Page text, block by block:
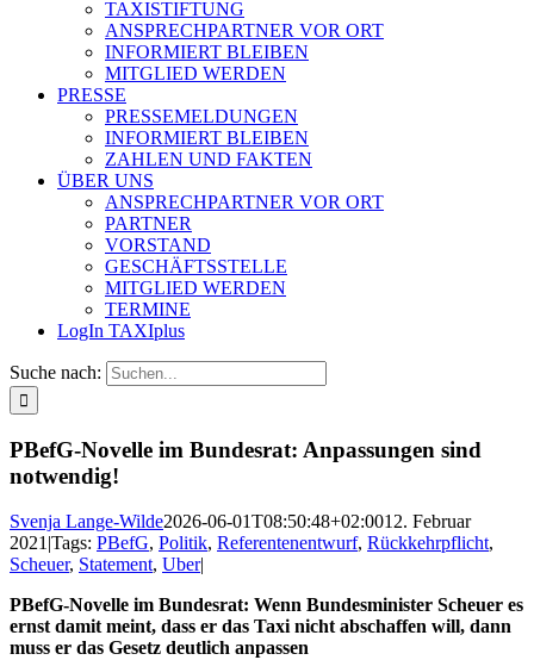
TAXISTIFTUNG
ANSPRECHPARTNER VOR ORT
INFORMIERT BLEIBEN
MITGLIED WERDEN
PRESSE
PRESSEMELDUNGEN
INFORMIERT BLEIBEN
ZAHLEN UND FAKTEN
ÜBER UNS
ANSPRECHPARTNER VOR ORT
PARTNER
VORSTAND
GESCHÄFTSSTELLE
MITGLIED WERDEN
TERMINE
LogIn TAXIplus
Suche nach:
PBefG-Novelle im Bundesrat: Anpassungen sind
notwendig!
Svenja Lange-Wilde2026-06-01T08:50:48+02:0012. Februar
2021|Tags: PBefG, Politik, Referentenentwurf, Rückkehrpflicht,
Scheuer, Statement, Uber|
PBefG-Novelle im Bundesrat: Wenn Bundesminister Scheuer es
ernst damit meint, dass er das Taxi nicht abschaffen will, dann
muss er das Gesetz deutlich anpassen